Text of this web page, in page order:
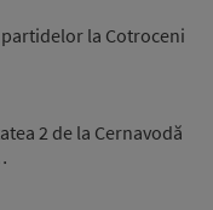
la Cotroceni
2 de la Cernavodă